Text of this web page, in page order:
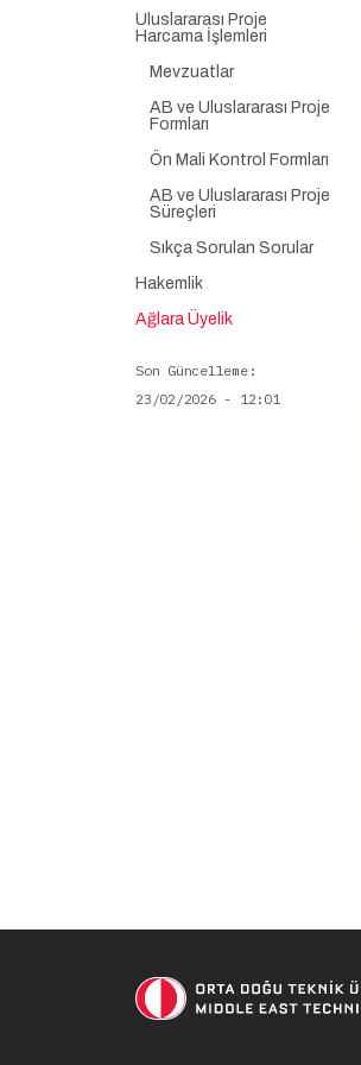
Uluslararası Proje
Harcama İşlemleri
Mevzuatlar
AB ve Uluslararası Proje
Formları
Ön Mali Kontrol Formları
AB ve Uluslararası Proje
Süreçleri
Sıkça Sorulan Sorular
Hakemlik
Ağlara Üyelik
Son Güncelleme
23/02/2026 - 12:01